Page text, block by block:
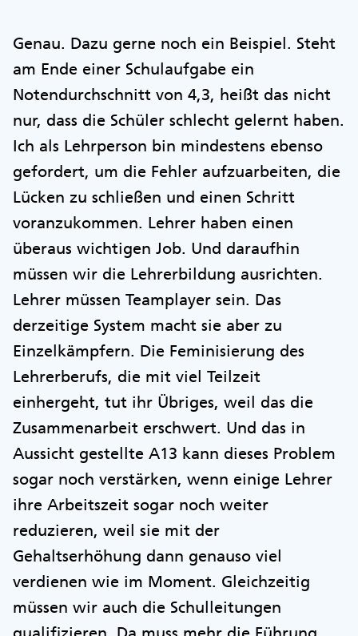
Genau. Dazu gerne noch ein Beispiel. Steht
am Ende einer Schulaufgabe ein
Notendurchschnitt von 4,3, heißt das nicht
nur, dass die Schüler schlecht gelernt haben.
Ich als Lehrperson bin mindestens ebenso
gefordert, um die Fehler aufzuarbeiten, die
Lücken zu schließen und einen Schritt
voranzukommen. Lehrer haben einen
überaus wichtigen Job. Und daraufhin
müssen wir die Lehrerbildung ausrichten.
Lehrer müssen Teamplayer sein. Das
derzeitige System macht sie aber zu
Einzelkämpfern. Die Feminisierung des
Lehrerberufs, die mit viel Teilzeit
einhergeht, tut ihr Übriges, weil das die
Zusammenarbeit erschwert. Und das in
Aussicht gestellte A13 kann dieses Problem
sogar noch verstärken, wenn einige Lehrer
ihre Arbeitszeit sogar noch weiter
reduzieren, weil sie mit der
Gehaltserhöhung dann genauso viel
verdienen wie im Moment. Gleichzeitig
müssen wir auch die Schulleitungen